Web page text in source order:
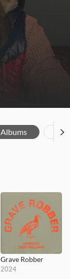
Albums
Grave Robber
2024